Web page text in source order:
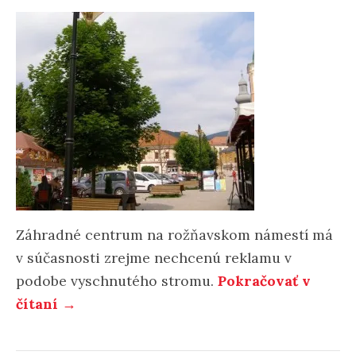
Záhradné centrum na rožňavskom námestí má
v súčasnosti zrejme nechcenú reklamu v
podobe vyschnutého stromu. Pokračovať v
čítaní „Všimli
si
→